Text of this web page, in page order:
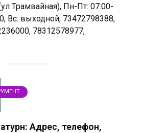
Трамвайная), Пн-Пт: 07:00-
Вс: выходной, 73472798388,
78312578977,
Адрес, телефон,